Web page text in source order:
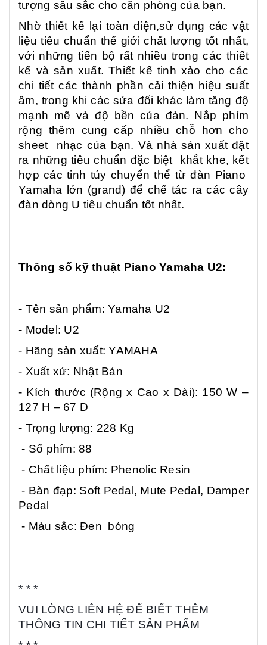
tượng sâu sắc cho căn phòng của bạn.
Nhờ thiết kế lại toàn diện,sử dụng các vật
liệu tiêu chuẩn thế giới chất lượng tốt nhất,
với những tiến bộ rất nhiều trong các thiết
kế và sản xuất. Thiết kế tinh xảo cho các
chi tiết các thành phần cải thiện hiệu suất
âm, trong khi các sửa đổi khác làm tăng độ
mạnh mẽ và độ bền của đàn. Nắp phím
rộng thêm cung cấp nhiều chỗ hơn cho
sheet nhạc của bạn. Và nhà sản xuất đặt
ra những tiêu chuẩn đặc biệt khắt khe, kết
hợp các tinh túy chuyển thể từ đàn Piano
Yamaha lớn (grand) để chế tác ra các cây
đàn dòng U tiêu chuẩn tốt nhất.
Thông số kỹ thuật Piano Yamaha U2:
- Tên sản phẩm: Yamaha U2
- Model: U2
- Hãng sản xuất: YAMAHA
- Xuất xứ: Nhật Bản
- Kích thước (Rộng x Cao x Dài): 150 W –
127 H – 67 D
- Trọng lượng: 228 Kg
- Số phím: 88
- Chất liệu phím: Phenolic Resin
- Bàn đạp: Soft Pedal, Mute Pedal, Damper
Pedal
- Màu sắc: Đen bóng
* * *
VUI LÒNG LIÊN HỆ ĐỂ BIẾT THÊM
THÔNG TIN CHI TIẾT SẢN PHẨM